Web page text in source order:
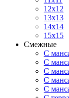
12х12
13х13
14х14
15х15
Смежные
С
С
С
С
С